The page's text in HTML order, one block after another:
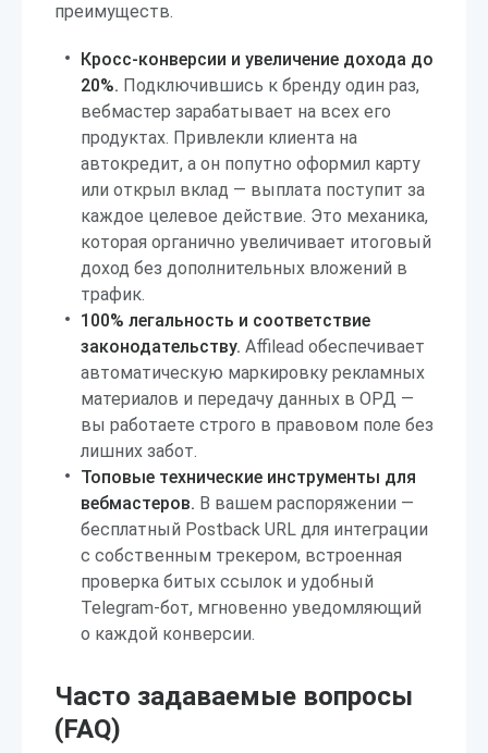
преимуществ.
Кросс-конверсии и увеличение дохода до
20%. Подключившись к бренду один раз,
вебмастер зарабатывает на всех его
продуктах. Привлекли клиента на
автокредит, а он попутно оформил карту
или открыл вклад — выплата поступит за
каждое целевое действие. Это механика,
которая органично увеличивает итоговый
доход без дополнительных вложений в
трафик.
100% легальность и соответствие
законодательству. Affilead обеспечивает
автоматическую маркировку рекламных
материалов и передачу данных в ОРД —
вы работаете строго в правовом поле без
лишних забот.
Топовые технические инструменты для
вебмастеров. В вашем распоряжении —
бесплатный Postback URL для интеграции
с собственным трекером, встроенная
проверка битых ссылок и удобный
Telegram-бот, мгновенно уведомляющий
о каждой конверсии.
Часто задаваемые вопросы
(FAQ)